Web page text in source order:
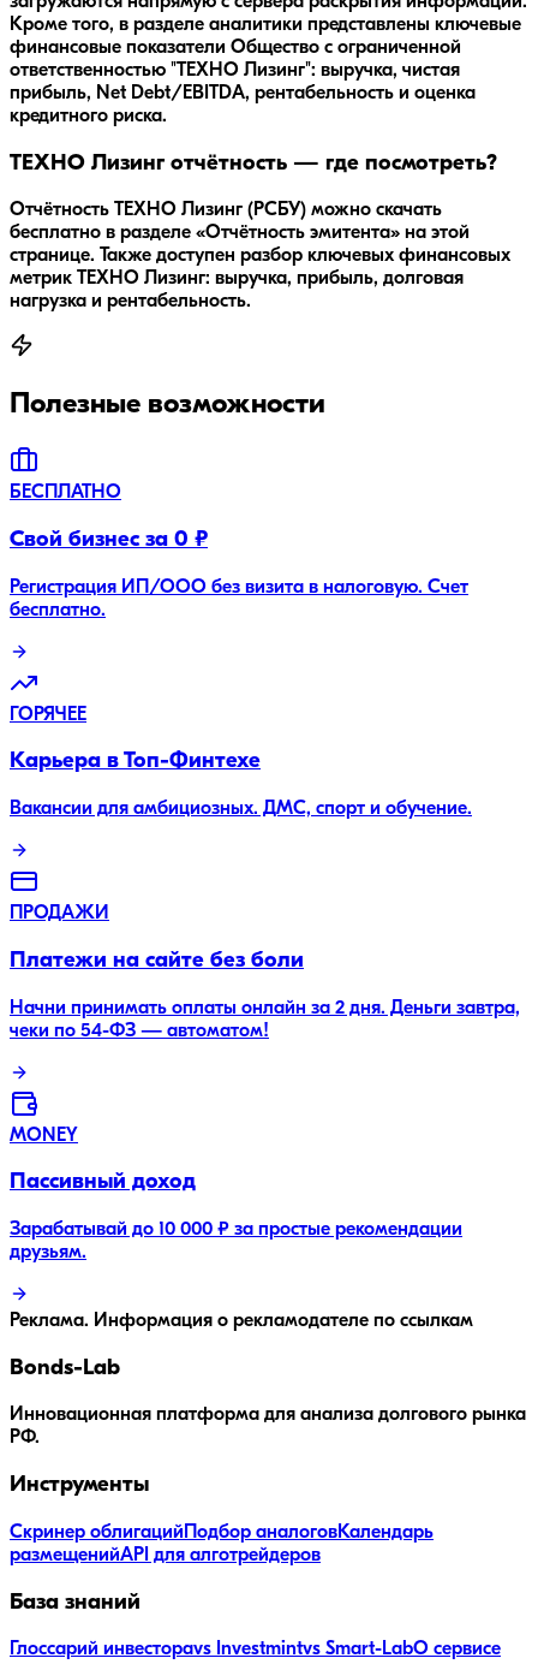
Кроме того, в разделе аналитики представлены ключевые
финансовые показатели Общество с ограниченной
ответственностью "ТЕХНО Лизинг": выручка, чистая
прибыль, Net Debt/EBITDA, рентабельность и оценка
кредитного риска.
ТЕХНО Лизинг отчётность — где посмотреть?
Отчётность ТЕХНО Лизинг (РСБУ) можно скачать
бесплатно в разделе «Отчётность эмитента» на этой
странице. Также доступен разбор ключевых финансовых
метрик ТЕХНО Лизинг: выручка, прибыль, долговая
нагрузка и рентабельность.
Полезные возможности
БЕСПЛАТНО
Свой бизнес за 0 ₽
Регистрация ИП/ООО без визита в налоговую. Счет
бесплатно.
ГОРЯЧЕЕ
Карьера в Топ-Финтехе
Вакансии для амбициозных. ДМС, спорт и обучение.
ПРОДАЖИ
Платежи на сайте без боли
Начни принимать оплаты онлайн за 2 дня. Деньги завтра,
чеки по 54-ФЗ — автоматом!
MONEY
Пассивный доход
Зарабатывай до 10 000 ₽ за простые рекомендации
друзьям.
Реклама. Информация о рекламодателе по ссылкам
Bonds-Lab
Инновационная платформа для анализа долгового рынка
РФ.
Инструменты
Скринер облигаций Подбор аналоговКалендарь
размещенийAPI для алготрейдеров
База знаний
Глоссарий инвестораvs Investmintvs Smart-LabО сервисе